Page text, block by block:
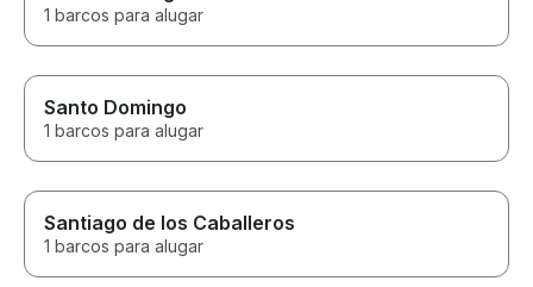
1 barcos para alugar
Santo Domingo
1 barcos para alugar
Santiago de los Caballeros
1 barcos para alugar